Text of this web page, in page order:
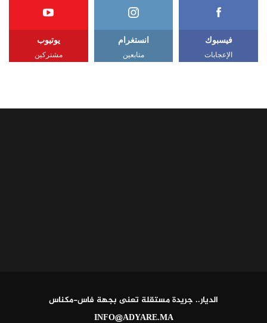
فيسبوك
الإعجابات
انستغرام
متابعين
يوتيوب
مشتركين
الديار.. جريدة مستقلة تعنى بجهة فاس-مكناس
INFO@ADYARE.MA